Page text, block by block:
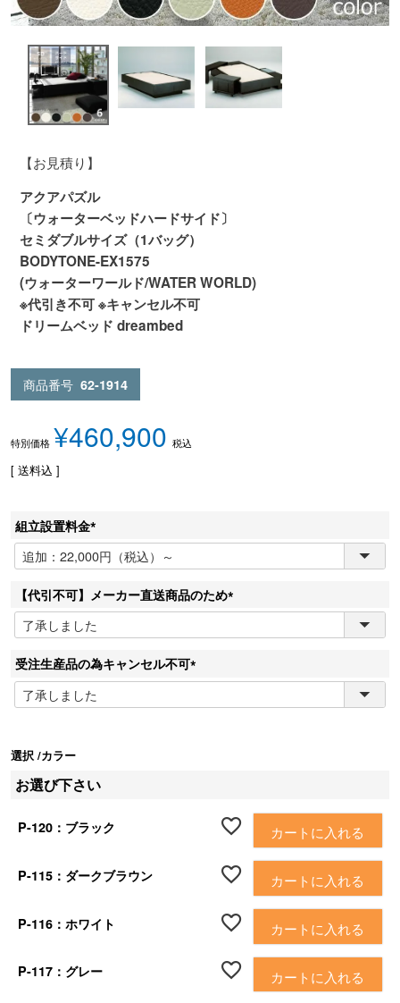
【お見積り】
アクアパズル
〔ウォーターベッドハードサイド〕
セミダブルサイズ（1バッグ）
BODYTONE-EX1575
(ウォーターワールド/WATER WORLD)
※代引き不可 ※キャンセル不可
ドリームベッド dreambed
商品番号 62-1914
特別価格 ¥460,900 税込
送料込
組立設置料金
(
必
須
)
【代引不可】メーカー直送商品のため
(
必
受注生産品の為キャンセル不可
(
必
選択 カラー
お選び下さい
P-120：ブラック カートに入れる
P-115：ダークブラウン カートに入れる
P-116：ホワイト カートに入れる
P-117：グレー カートに入れる